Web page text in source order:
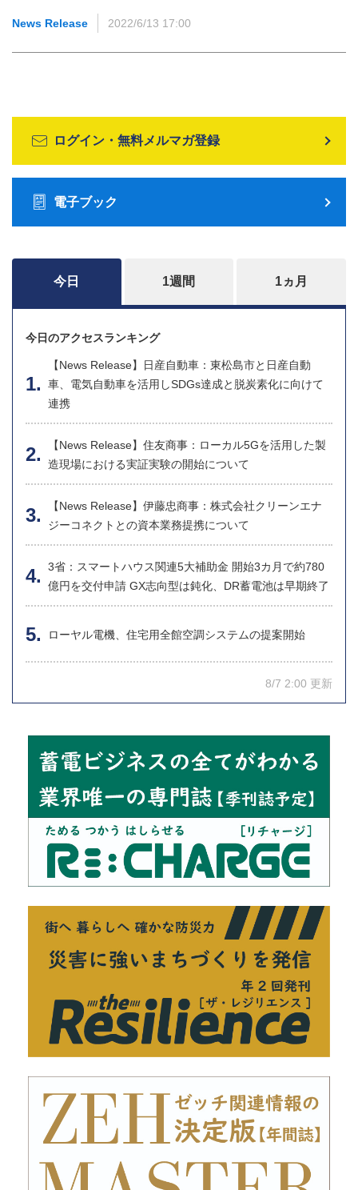
News Release 2022/6/13 17:00
ログイン・無料メルマガ登録
電子ブック
今日 1週間 1ヵ月
今日のアクセスランキング
【News Release】日産自動車：東松島市と日産自動
車、電気自動車を活用しSDGs達成と脱炭素化に向けて
連携
【News Release】住友商事：ローカル5Gを活用した製
造現場における実証実験の開始について
【News Release】伊藤忠商事：株式会社クリーンエナ
ジーコネクトとの資本業務提携について
3省：スマートハウス関連5大補助金 開始3カ月で約780
億円を交付申請 GX志向型は鈍化、DR蓄電池は早期終了
ローヤル電機、住宅用全館空調システムの提案開始
8/7 2:00 更新